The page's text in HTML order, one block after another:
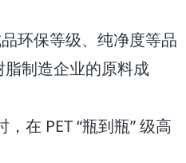
环保等级、纯净度等品
制造企业的原料成
在 PET “瓶到瓶” 级高